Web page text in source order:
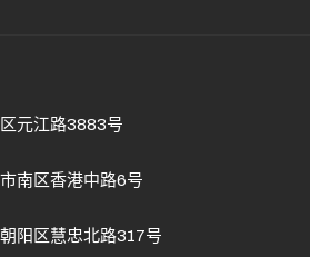
元江路3883号
南区香港中路6号
阳区慧忠北路317号